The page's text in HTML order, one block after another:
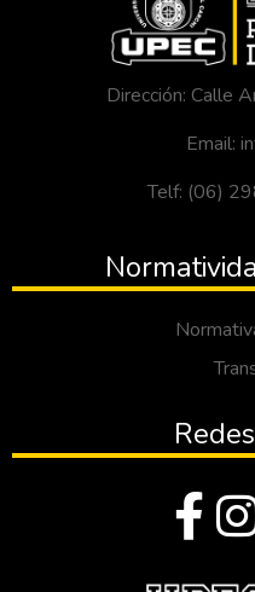
Dirección: Calle
Email:
Telf: (06)